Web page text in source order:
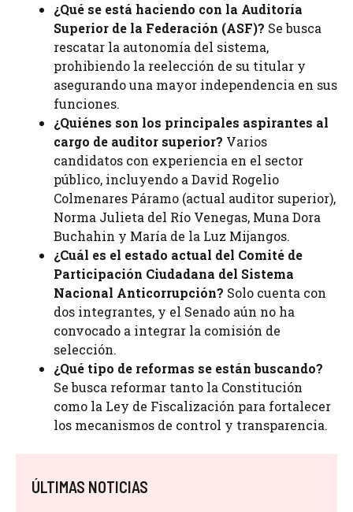
¿Qué se está haciendo con la Auditoría
Superior de la Federación (ASF)? Se busca
rescatar la autonomía del sistema,
prohibiendo la reelección de su titular y
asegurando una mayor independencia en sus
funciones.
¿Quiénes son los principales aspirantes al
cargo de auditor superior? Varios
candidatos con experiencia en el sector
público, incluyendo a David Rogelio
Colmenares Páramo (actual auditor superior),
Norma Julieta del Río Venegas, Muna Dora
Buchahin y María de la Luz Mijangos.
¿Cuál es el estado actual del Comité de
Participación Ciudadana del Sistema
Nacional Anticorrupción? Solo cuenta con
dos integrantes, y el Senado aún no ha
convocado a integrar la comisión de
selección.
¿Qué tipo de reformas se están buscando?
Se busca reformar tanto la Constitución
como la Ley de Fiscalización para fortalecer
los mecanismos de control y transparencia.
ÚLTIMAS NOTICIAS